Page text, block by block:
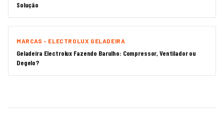
Solução
MARCAS - ELECTROLUX GELADEIRA
Geladeira Electrolux Fazendo Barulho: Compressor, Ventilador ou
Degelo?